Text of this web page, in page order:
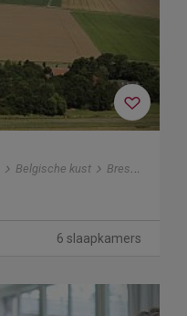
Belgische kust Breskens
6 slaapkamers